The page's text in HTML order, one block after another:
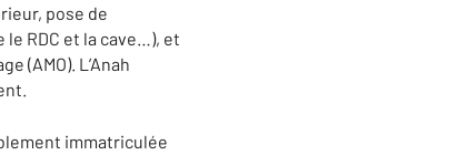
pose de
RDC et la cave…), et
(AMO). L’Anah
immatriculée